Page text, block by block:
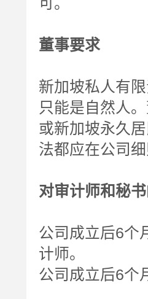
可。
董事要求
新加坡私人有
只能是自然人
或新加坡永久
法都应在公司
对审计师和秘
公司成立后6个
计师。
公司成立后6个